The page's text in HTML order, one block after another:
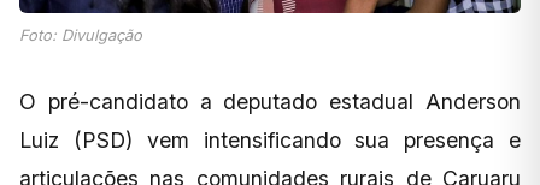
Foto: Divulgação
O pré-candidato a deputado estadual Anderson
Luiz (PSD) vem intensificando sua presença e
articulações nas comunidades rurais de Caruaru